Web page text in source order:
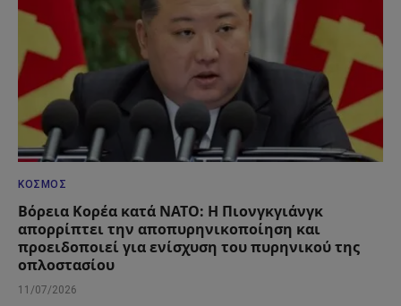
ΚΌΣΜΟΣ
Βόρεια Κορέα κατά ΝΑΤΟ: Η Πιονγκγιάνγκ
απορρίπτει την αποπυρηνικοποίηση και
προειδοποιεί για ενίσχυση του πυρηνικού της
οπλοστασίου
11/07/2026